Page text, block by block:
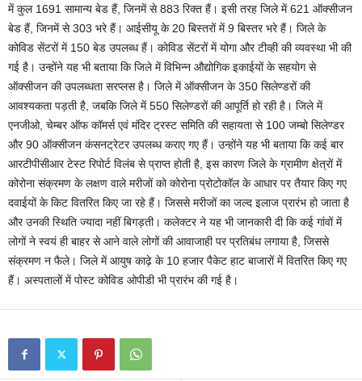
में कुल 1691 सामान्य बेड हैं, जिनमें से 883 रिक्त हैं। इसी तरह जिले में 621 ऑक्सीजन
बेड हैं, जिनमें से 303 भरे हैं। आईसीयू के 20 बिस्तरों में 9 बिस्तर भरे हैं। जिले के
कोविड सेंटरों में 150 बेड उपलब्ध हैं। कोविड सेंटरों में योगा और टीव्ही की व्यवस्था भी की
गई है। उन्होंने यह भी बताया कि जिले में विभिन्न औद्योगिक इकाईयों के सहयोग से
ऑक्सीजन की उपलब्धता सरप्लस है। जिले में ऑक्सीजन के 350 सिलेण्डरों की
आवश्यकता पड़ती है, जबकि जिले में 550 सिलेण्डरों की आपूर्ति हो रही है। जिले में
एनजीओ, चेम्बर ऑफ कॉमर्स एवं मंदिर ट्रस्ट समिति की सहायता से 100 जम्बो सिलेण्डर
और 90 ऑक्सीजन कंसनट्रेटर उपलब्ध कराए गए हैं। उन्होंने यह भी बताया कि कई बार
आरटीपीसीआर टेस्ट रिपोर्ट विलंब से प्राप्त होती है, इस कारण जिले के ग्रामीण क्षेत्रों में
कोरोना संक्रमण के लक्षण वाले मरीजों को कोरोना प्रोटोकॉल के आधार पर तैयार किए गए
दवाईयों के किट वितरित किए जा रहे हैं। जिससे मरीजों का जल्द इलाज प्रारंभ हो जाता है
और उनकी स्थिति ज्यादा नहीं बिगड़ती। कलेक्टर ने यह भी जानकारी दी कि कई गांवों में
लोगों ने स्वयं ही बाहर से आने वाले लोगों की आवाजाही पर प्रतिबंध लगाया है, जिससे
संक्रमण न फैले। जिले में आयुष काढ़े के 10 हजार पैकेट हाट बाजारों में वितरित किए गए
हैं। अस्पतालों में पोस्ट कोविड ओपीडी भी प्रारंभ की गई है।